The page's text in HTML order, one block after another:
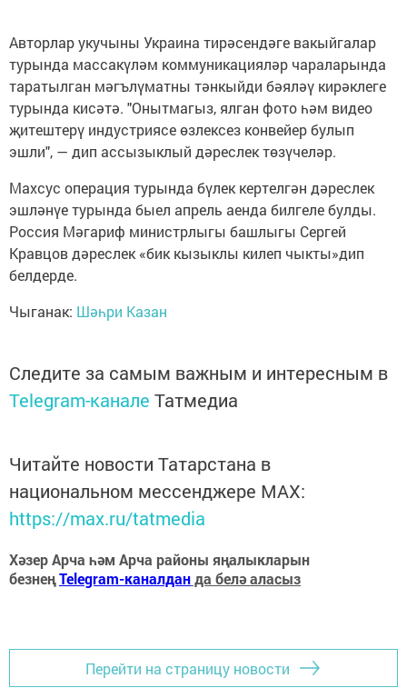
Авторлар укучыны Украина тирәсендәге вакыйгалар
турында массакүләм коммуникацияләр чараларында
таратылган мәгълүматны тәнкыйди бәяләү кирәклеге
турында кисәтә. "Онытмагыз, ялган фото һәм видео
җитештерү индустриясе өзлексез конвейер булып
эшли", — дип ассызыклый дәреслек төзүчеләр.
Махсус операция турында бүлек кертелгән дәреслек
эшләнүе турында быел апрель аенда билгеле булды.
Россия Мәгариф министрлыгы башлыгы Сергей
Кравцов дәреслек «бик кызыклы килеп чыкты»дип
белдерде.
Чыганак: Шәһри Казан
Следите за самым важным и интересным в
Telegram-канале Татмедиа
Читайте новости Татарстана в
национальном мессенджере MАХ:
https://max.ru/tatmedia
Хәзер Арча һәм Арча районы яңалыкларын
безнеңTelegram-каналданда белә аласыз
Перейти на страницу новости